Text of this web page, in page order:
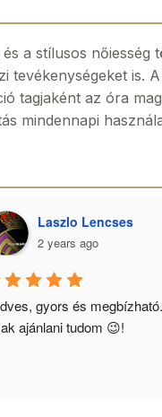
a stílusos nőiesség
is.
tagjaként az óra
mindennapi
Laszlo Lencses
2 years ago
gyors és megbízható.
ajánlani tudom 😉!